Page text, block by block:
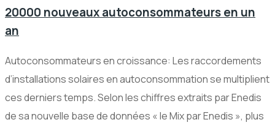
20000 nouveaux autoconsommateurs en un
an
Autoconsommateurs en croissance: Les raccordements
d’installations solaires en autoconsommation se multiplient
ces derniers temps. Selon les chiffres extraits par Enedis
de sa nouvelle base de données « le Mix par Enedis », plus